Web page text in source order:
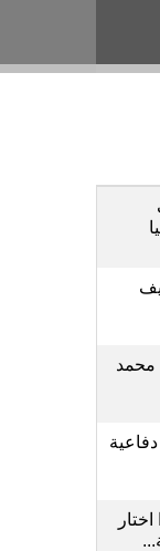
محمد